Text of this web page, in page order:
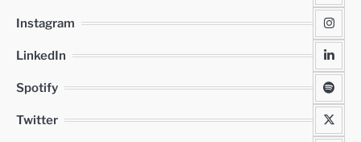
Instagram
LinkedIn
Spotify
Twitter